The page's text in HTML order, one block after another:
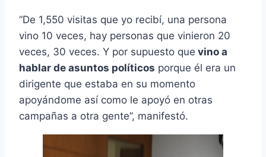
“De 1,550 visitas que yo recibí, una persona
vino 10 veces, hay personas que vinieron 20
veces, 30 veces. Y por supuesto que vino a
hablar de asuntos políticos porque él era un
dirigente que estaba en su momento
apoyándome así como le apoyó en otras
campañas a otra gente”, manifestó.